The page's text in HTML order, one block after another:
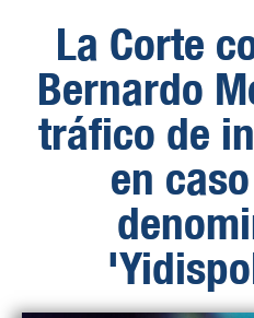
La Corte
Bernardo
tráfico de
en